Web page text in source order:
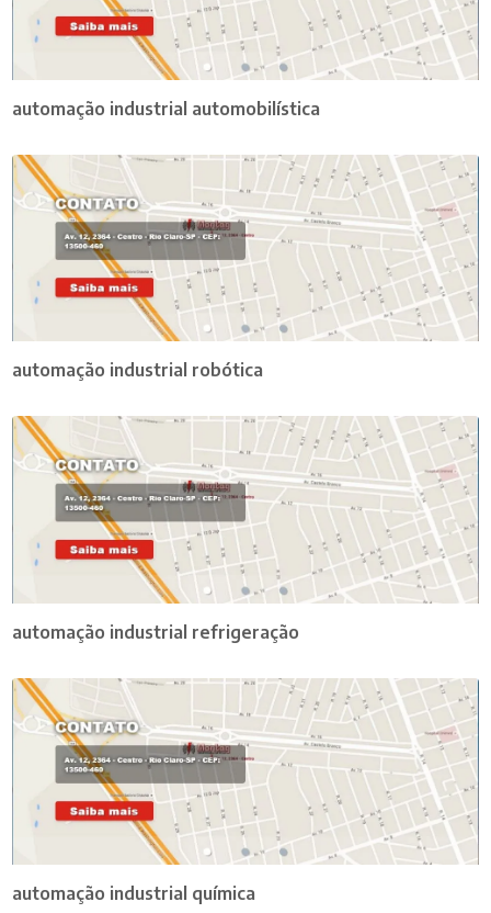
automação industrial automobilística
automação industrial robótica
automação industrial refrigeração
automação industrial química